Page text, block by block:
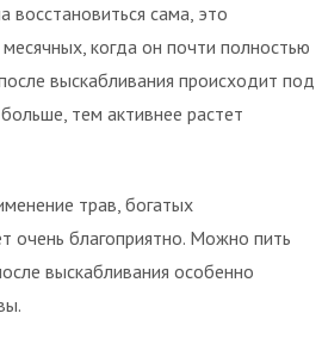
восстановиться сама, это
когда он почти полностью
выскабливания происходит под
тем активнее растет
трав, богатых
очень благоприятно. Можно пить
выскабливания особенно